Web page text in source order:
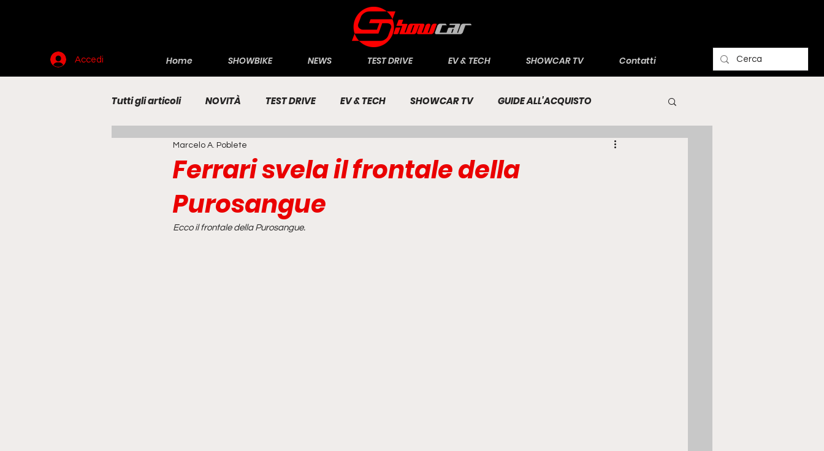
Accedi Home SHOWBIKE NEWS TEST DRIVE EV & TECH SHOWCAR TV Contatti
Tutti gli articoli NOVITÀ TEST DRIVE EV & TECH SHOWCAR TV GUIDE ALL'ACQUISTO
RENDERING MOTO
Ferrari svela il frontale della
Purosangue
Marcelo A. Poblete
Ecco il frontale della Purosangue.